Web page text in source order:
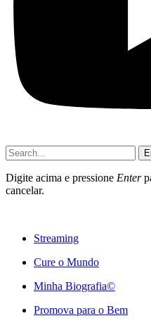
Digite acima e pressione Enter
cancelar.
Streaming
Cure o Mundo
Minha Biografia©
Promova para o Bem